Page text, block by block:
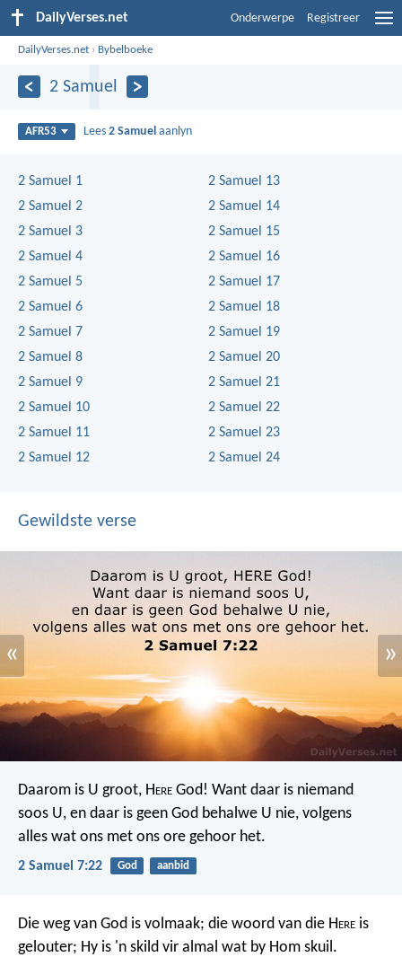
DailyVerses.net Onderwerpe Registreer
DailyVerses.net › Bybelboeke
2 Samuel
AFR53 Lees2 Samuel aanlyn
2 Samuel 1
2 Samuel 2
2 Samuel 3
2 Samuel 4
2 Samuel 5
2 Samuel 6
2 Samuel 7
2 Samuel 8
2 Samuel 9
2 Samuel 10
2 Samuel 11
2 Samuel 12
2 Samuel 13
2 Samuel 14
2 Samuel 15
2 Samuel 16
2 Samuel 17
2 Samuel 18
2 Samuel 19
2 Samuel 20
2 Samuel 21
2 Samuel 22
2 Samuel 23
2 Samuel 24
Gewildste verse
« »
Daarom is U groot, Here God! Want daar is niemand
soos U, en daar is geen God behalwe U nie, volgens
alles wat ons met ons ore gehoor het.
2 Samuel 7:22 God aanbid
Die weg van God is volmaak; die woord van die Here is
gelouter; Hy is 'n skild vir almal wat by Hom skuil.